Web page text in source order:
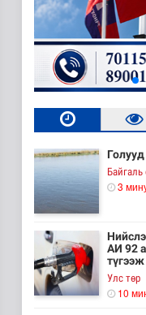
Байгаль
3
АИ 92
Улс төр
10